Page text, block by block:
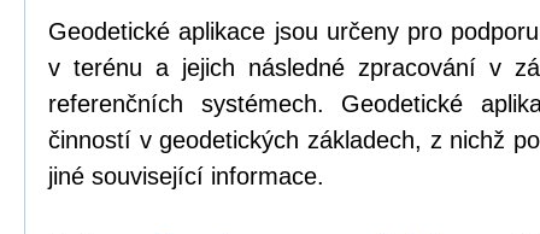
Geodetické aplikace jsou určeny pro
v terénu a jejich následné zpracování v
referenčních systémech. Geodetické
činností v geodetických základech, z nichž
jiné související informace.